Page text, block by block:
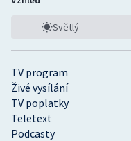
TV program
Živé vysílání
TV poplatky
Teletext
Podcasty
Světlý